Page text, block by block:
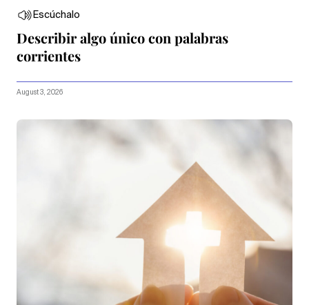
Escúchalo
Describir algo único con palabras
corrientes
August 3, 2026